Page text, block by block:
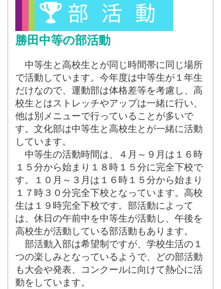
勝田中等の部活動
中等生と高校生とが同じ時間帯に同じ場所
で活動しています。今年度は中等生が１年生
だけなので、運動部は体格差等を考慮し、高
校生とはストレッチやアップは一緒に行い、
他は別メニューで行っていることが多いで
す。文化部は中等生と高校生とが一緒に活動
しています。
中等生の活動時間は、４月～９月は１６時
１５分から始まり１８時１５分に完全下校で
す。１０月～３月は１６時１５分から始まり
１７時３０分完全下校となっています。高校
生は１９時完全下校です。部活動によって
は、休日の午前中を中等生が活動し、午後を
高校生が活動している部活動もあります。
部活動入部は希望制ですが、学校生活の１
つの楽しみとなっているようで、どの部活動
も大会や発表、コンクールに向けて熱心に活
動をしています。